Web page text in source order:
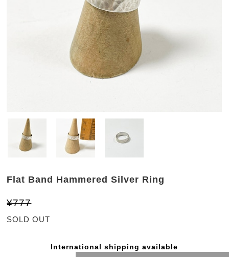
Flat Band Hammered Silver Ring
¥777
SOLD OUT
International shipping available